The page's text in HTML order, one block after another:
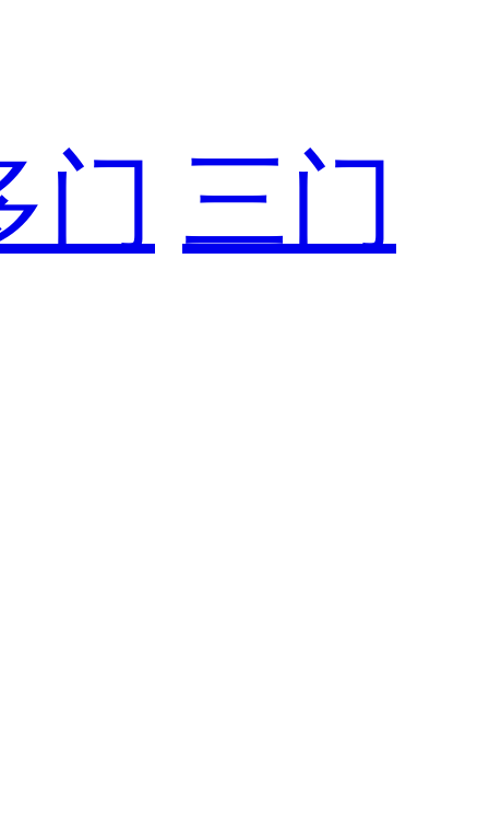
门 三门